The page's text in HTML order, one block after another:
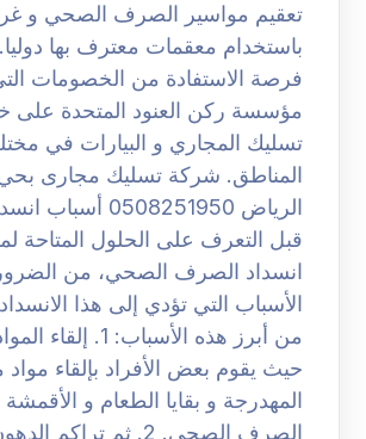
تعقيم مواسير الصرف الصحي و
باستخدام معقمات معترف بها دوليا.
فرصة الاستفادة من الخصومات
مؤسسة ركن العنود المتحدة على
تسليك المجاري و البيارات في
المناطق. شركة تسليك مجارى
الرياض 0508251950
قبل التعرف على الحلول المتاحة
انسداد الصرف الصحي، من
الأسباب التي تؤدي إلى هذا الانسداد
من أبرز هذه الأسباب: 1.
حيث يقوم بعض الأفراد بإلقاء
المهدرجة و بقايا الطعام و
الصرف الصحي. 2. ثم تراكم